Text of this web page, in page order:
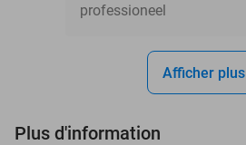
professioneel
Afficher plus
Plus d'information